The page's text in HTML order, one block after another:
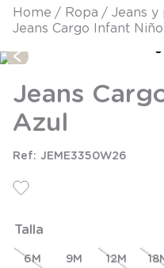
ropa jeans
Jeans Cargo Infant Niño
Jeans
Azul
JEME3350W26
Talla
6M 9M 12M
TÉRMINOS MÁS
pijama
3.
zapatillas
4.
body
5
manta
8.
9.
saco